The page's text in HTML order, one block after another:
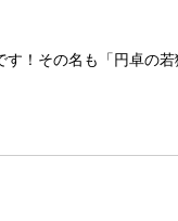
！その名も「円卓の